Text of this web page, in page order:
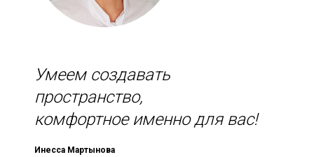
Умеем создавать
пространство,
комфортное именно для вас!
Инесса Мартынова